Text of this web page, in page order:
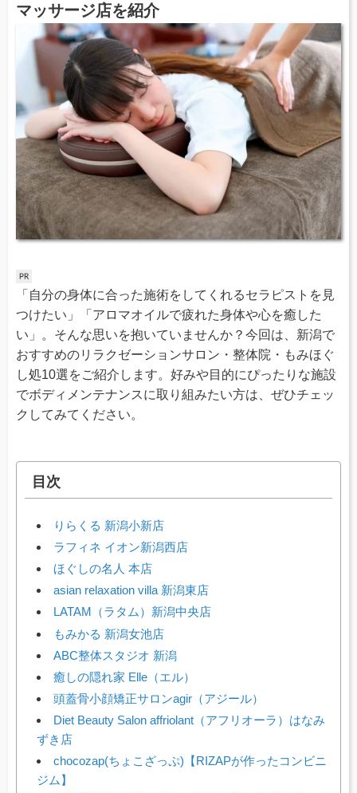
マッサージ店を紹介
「自分の身体に合った施術をしてくれるセラピストを見
つけたい」「アロマオイルで疲れた身体や心を癒した
い」。そんな思いを抱いていませんか？今回は、新潟で
おすすめのリラクゼーションサロン・整体院・もみほぐ
し処10選をご紹介します。好みや目的にぴったりな施設
でボディメンテナンスに取り組みたい方は、ぜひチェッ
クしてみてください。
目次
りらくる 新潟小新店
ラフィネ イオン新潟西店
ほぐしの名人 本店
asian relaxation villa 新潟東店
LATAM（ラタム）新潟中央店
もみかる 新潟女池店
ABC整体スタジオ 新潟
癒しの隠れ家 Elle（エル）
頭蓋骨小顔矯正サロンagir（アジール）
Diet Beauty Salon affriolant（アフリオーラ）はなみ
ずき店
chocozap(ちょこざっぷ)【RIZAPが作ったコンビニ
ジム】